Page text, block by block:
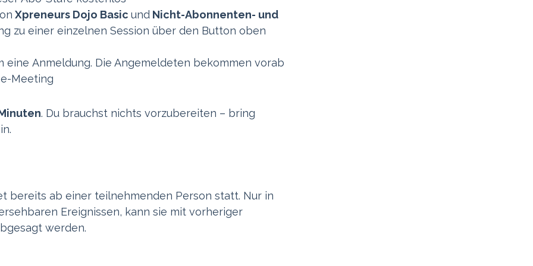
Xpreneurs Dojo Basic und Nicht-Abonnenten- und
zu einer einzelnen Session über den Button oben
eine Anmeldung. Die Angemeldeten bekommen vorab
Meeting
. Du brauchst nichts vorzubereiten – bring
bereits ab einer teilnehmenden Person statt. Nur in
Ereignissen, kann sie mit vorheriger
werden.